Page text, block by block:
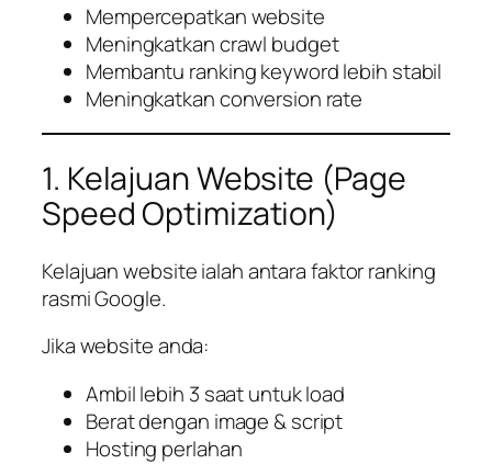
Mempercepatkan website
Meningkatkan crawl budget
Membantu ranking keyword lebih stabil
Meningkatkan conversion rate
1. Kelajuan Website (Page
Speed Optimization)
Kelajuan website ialah antara faktor ranking
rasmi Google.
Jika website anda:
Ambil lebih 3 saat untuk load
Berat dengan image & script
Hosting perlahan